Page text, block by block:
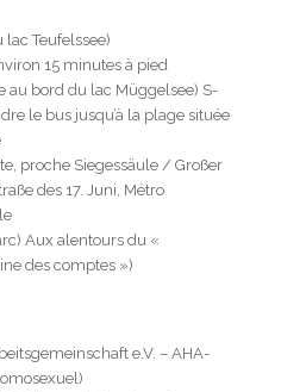
lac Teufelssee)
15 minutes à pied
au bord du lac Müggelsee) S-
le bus jusqu’à la plage située
proche Siegessäule / Großer
des 17. Juni, Métro
Aux alentours du «
des comptes »)
e.V. – AHA-